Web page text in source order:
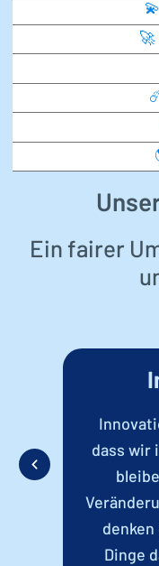
🚀
Ein fairer
dass wir
Dinge